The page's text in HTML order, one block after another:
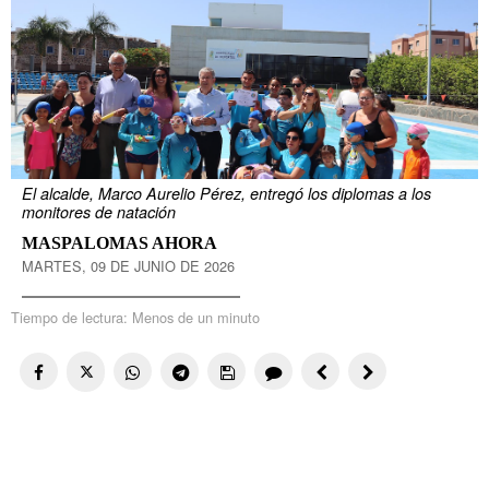
El alcalde, Marco Aurelio Pérez, entregó los diplomas a los
monitores de natación
MASPALOMAS AHORA
MARTES, 09 DE JUNIO DE 2026
Tiempo de lectura: Menos de un minuto